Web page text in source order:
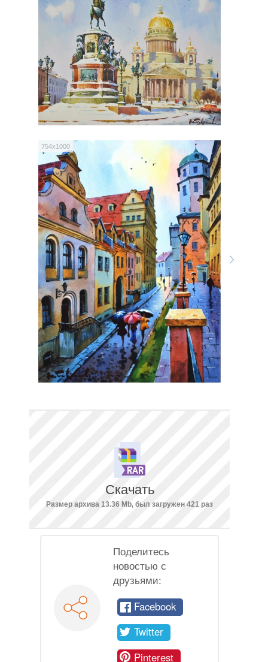
754x1000
Скачать
Размер архива 13.36 Mb, был загружен 421 раз
Поделитесь
новостью с
друзьями:
Facebook
Twitter
Pinterest